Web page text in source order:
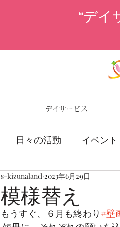
“デイ
デイサービス
日々の活動 イベント
模様替え
s-kizunaland 2023年6月29日
もうすぐ、６月も終わり #壁